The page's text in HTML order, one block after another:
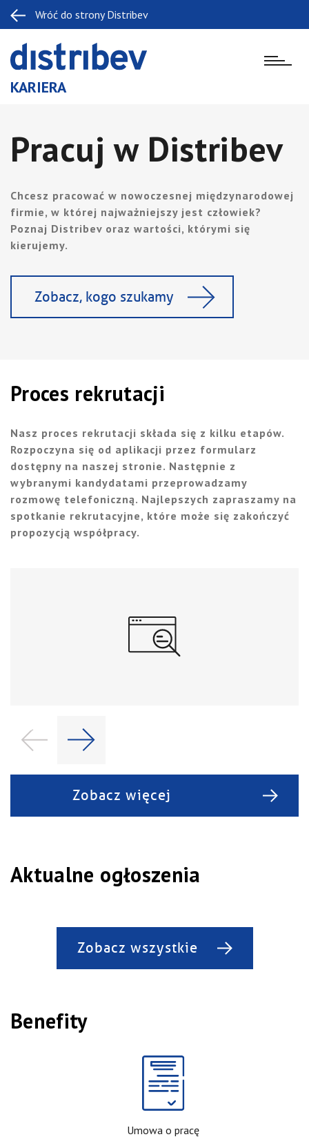
Wróć do strony Distribev
KARIERA
Pracuj w Distribev
Chcesz pracować w nowoczesnej międzynarodowej
firmie, w której najważniejszy jest człowiek?
Poznaj Distribev oraz wartości, którymi się
kierujemy.
Zobacz, kogo szukamy
Proces rekrutacji
Nasz proces rekrutacji składa się z kilku etapów.
Rozpoczyna się od aplikacji przez formularz
dostępny na naszej stronie. Następnie z
wybranymi kandydatami przeprowadzamy
rozmowę telefoniczną. Najlepszych zapraszamy na
spotkanie rekrutacyjne, które może się zakończyć
propozycją współpracy.
Zobacz więcej
Aktualne ogłoszenia
Zobacz wszystkie
Benefity
Umowa o pracę